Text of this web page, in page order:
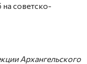
советско-
Архангельского